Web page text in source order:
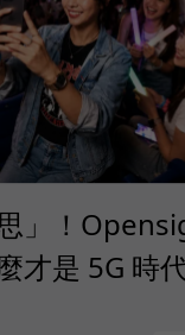
」！
才是 5G 時